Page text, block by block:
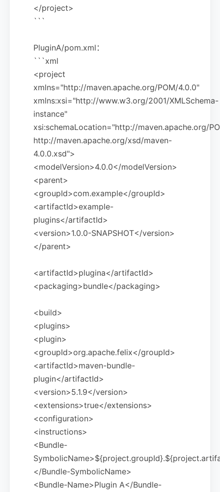
</project>
```
PluginA/pom.xml：
```xml
<project
xmlns="http://maven.apache.org/POM/4.0.0"
xmlns:xsi="http://www.w3.org/2001/XMLSchema-
instance"
xsi:schemaLocation="http://maven.apache.org/
http://maven.apache.org/xsd/maven-
4.0.0.xsd">
<modelVersion>4.0.0</modelVersion>
<parent>
<groupId>com.example</groupId>
<artifactId>example-
plugins</artifactId>
<version>1.0.0-SNAPSHOT</version>
</parent>
<artifactId>plugina</artifactId>
<packaging>bundle</packaging>
<build>
<plugins>
<plugin>
<groupId>org.apache.felix</groupId>
<artifactId>maven-bundle-
plugin</artifactId>
<version>5.1.9</version>
<extensions>true</extensions>
<configuration>
<instructions>
<Bundle-
</Bundle-SymbolicName>
<Bundle-Name>Plugin A</Bundle-